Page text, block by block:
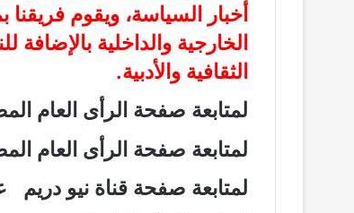
أخبار السياسة، ويقوم
الخارجية والداخلية
الثقافية والأدبية.
لمتابعة صفحة الرأى العام
لمتابعة صفحة الرأى العام
لمتابعة صفحة قناة نيو